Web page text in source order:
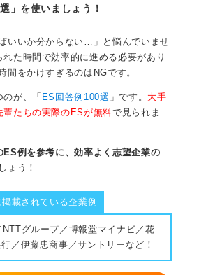
をその日のうちに復習した」、「配属
をしたかを明確に！ 採用担当の期
のような些細な業務でも、「先輩に
めるメモを作った」「ミスを防ぐた
握した」「1日〇件対応し、3カ月後に
短縮できるようになった」などと書い
夫を具体的に書くことで、あなたの前
勢が伝わりやすくなります。
た」という主観的な言葉でも、その過
きるでしょう。
」を使いましょう！
いいか分からない…」と悩んでいませ
れた時間で効率的に進める必要があり
間をかけすぎるのはNGです。
が、「 ES回答例100選 」です。 大手
輩たちの実際のESが無料で見られま
ES例を参考に、効率よく志望企業の
ょう！
掲載されている企業例
NTTグループ／博報堂マイナビ／花
／伊藤忠商事／サントリーなど！